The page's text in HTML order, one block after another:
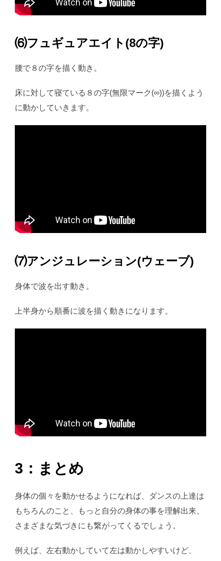
⑹フュギュアエイト(8の字)
腰で８の字を描く動き。
床に対して寝ている８の字(無限マーク(∞))を描くよう
に動かしていきます。
⑺アンジュレーション(ウェーブ)
身体で波を出す動き。
上半身から順番に波を描く動きになります。
3：まとめ
身体の個々を動かせるようになれば、ダンスの上達は
もちろんのこと、もっと自分の身体の事を理解出来、
さまざまな気づきにも繋がってくるでしょう。
例えば、左右動かしていて左は動かしやすいけど、